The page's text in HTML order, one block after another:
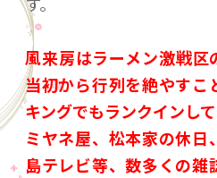
風来房はラーメン激戦区
当初から行列を絶やすこ
キングでもランクインして
ミヤネ屋、松本家の休日
島テレビ等、数多くの